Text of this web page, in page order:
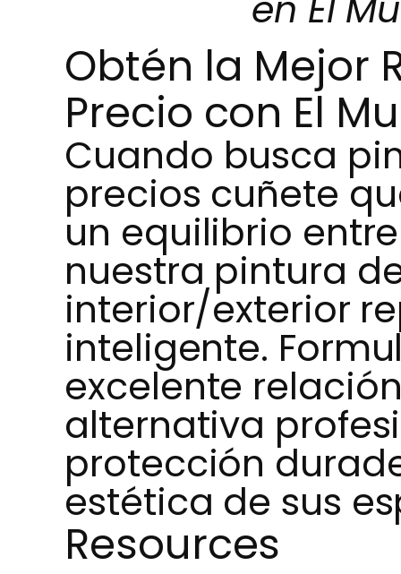
Obtén la Mejor
Precio con El
Cuando busca
precios cuñete
un equilibrio
nuestra pintura
interior/exterior
inteligente.
excelente
alternativa
protección
estética de sus
Resources